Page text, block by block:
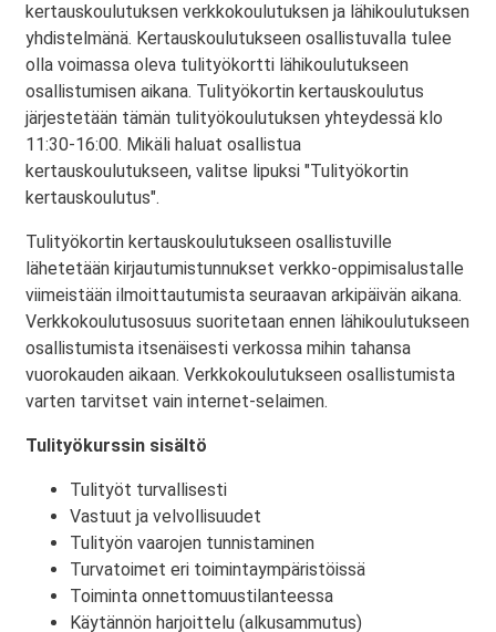
kertauskoulutuksen verkkokoulutuksen ja lähikoulutuksen
yhdistelmänä. Kertauskoulutukseen osallistuvalla tulee
olla voimassa oleva tulityökortti lähikoulutukseen
osallistumisen aikana. Tulityökortin kertauskoulutus
järjestetään tämän tulityökoulutuksen yhteydessä klo
11:30-16:00. Mikäli haluat osallistua
kertauskoulutukseen, valitse lipuksi "Tulityökortin
kertauskoulutus".
Tulityökortin kertauskoulutukseen osallistuville
lähetetään kirjautumistunnukset verkko-oppimisalustalle
viimeistään ilmoittautumista seuraavan arkipäivän aikana.
Verkkokoulutusosuus suoritetaan ennen lähikoulutukseen
osallistumista itsenäisesti verkossa mihin tahansa
vuorokauden aikaan. Verkkokoulutukseen osallistumista
varten tarvitset vain internet-selaimen.
Tulityökurssin sisältö
Tulityöt turvallisesti
Vastuut ja velvollisuudet
Tulityön vaarojen tunnistaminen
Turvatoimet eri toimintaympäristöissä
Toiminta onnettomuustilanteessa
Käytännön harjoittelu (alkusammutus)